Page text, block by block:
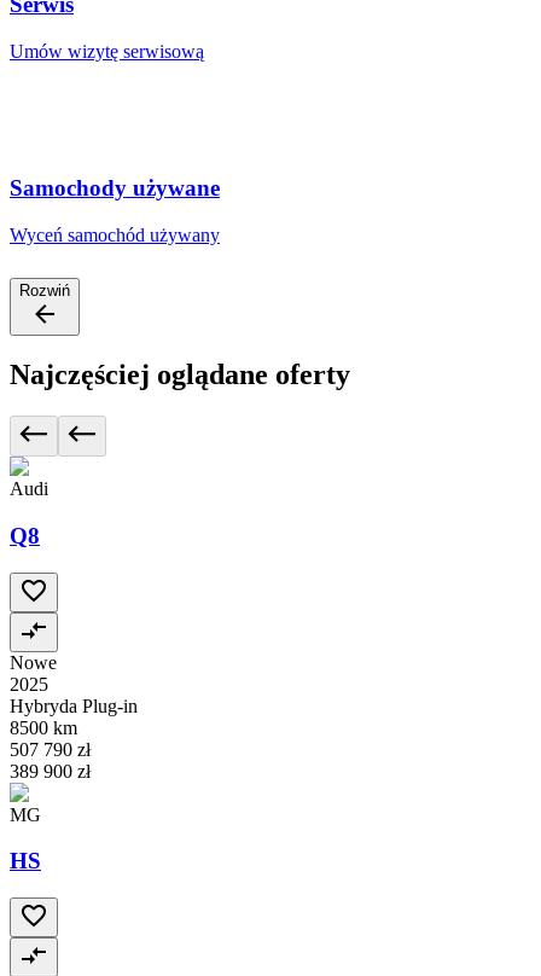
Umów wizytę serwisową
Samochody używane
Wyceń samochód używany
Rozwiń
Najczęściej oglądane oferty
Audi
Q8
Nowe
2025
Hybryda Plug-in
8500 km
507 790 zł
389 900 zł
MG
HS